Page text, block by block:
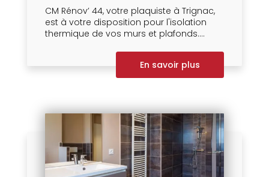
CM Rénov’ 44, votre plaquiste à Trignac,
est à votre disposition pour l'isolation
thermique de vos murs et plafonds....
En savoir plus